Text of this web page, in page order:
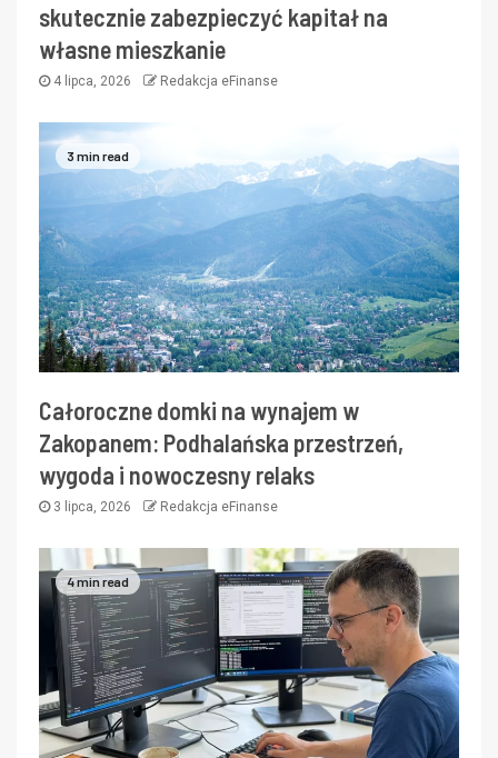
skutecznie zabezpieczyć kapitał na
własne mieszkanie
4 lipca, 2026 Redakcja eFinanse
3 min read
Całoroczne domki na wynajem w
Zakopanem: Podhalańska przestrzeń,
wygoda i nowoczesny relaks
3 lipca, 2026 Redakcja eFinanse
4 min read